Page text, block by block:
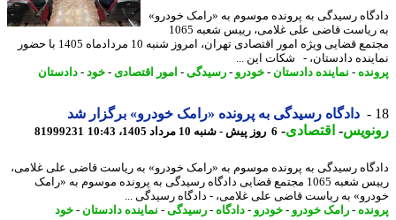
رسیدگی به پرونده موسوم به «رامک خودرو»
به ریاست قاضی علی غلامی، رییس شعبه 1065
مجتمع قضایی ویژه امور اقتصادی تهران، امروز شنبه 10 مردادماه 1405 با حضور
دادستان، - شکات این ...
-نماینده دادستان-خودرو-رسیدگی-امور اقتصادی-خود -دادستان
دادگاه رسیدگی به پرونده «رامک خودرو» برگزار شد
-اقتصادی-6 روز پیش - شنبه 10 مرداد 1405، 10:43 81999231
رسیدگی به پرونده موسوم به «رامک خودرو» به ریاست قاضی علی غلامی،
رییس شعبه 1065 مجتمع قضایی دادگاه رسیدگی به پرونده موسوم به «رامک
به ریاست قاضی علی غلامی، - دادگاه رسیدگی ...
-رامک خودرو-خودرو-دادگاه -رسیدگی-نماینده دادستان-خود